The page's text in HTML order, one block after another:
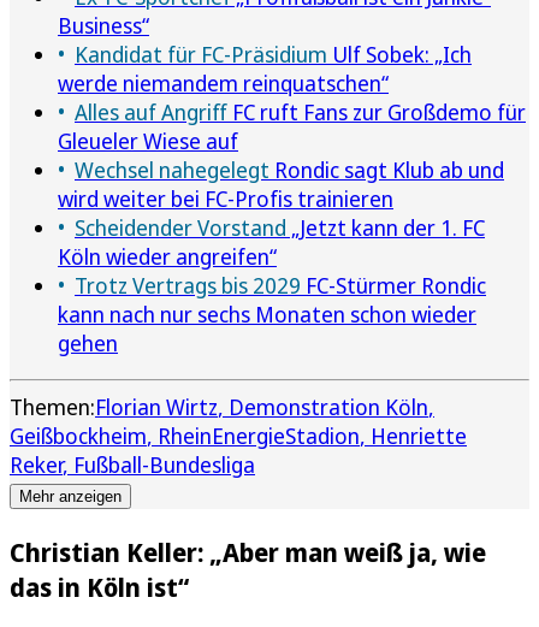
Business“
Kandidat für FC-Präsidium Ulf Sobek: „Ich
werde niemandem reinquatschen“
Alles auf Angriff FC ruft Fans zur Großdemo für
Gleueler Wiese auf
Wechsel nahegelegt Rondic sagt Klub ab und
wird weiter bei FC-Profis trainieren
Scheidender Vorstand „Jetzt kann der 1. FC
Köln wieder angreifen“
Trotz Vertrags bis 2029 FC-Stürmer Rondic
kann nach nur sechs Monaten schon wieder
gehen
Themen:Florian Wirtz Demonstration Köln
Geißbockheim RheinEnergieStadion Henriette
Reker Fußball-Bundesliga
Mehr anzeigen
Christian Keller: „Aber man weiß ja, wie
das in Köln ist“